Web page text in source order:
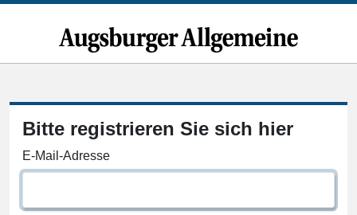
Bitte registrieren Sie sich hier
E-Mail-Adresse